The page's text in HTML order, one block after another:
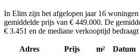
In Elim zijn het afgelopen jaar 16
gemiddelde prijs van € 449.000. De
€ 3.451 en de mediane verkooptijd bedraagt
Adres Prijs m² Datum